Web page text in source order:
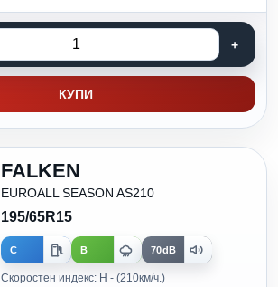
КУПИ
FALKEN
EUROALL SEASON AS210
195/65R15
C B 70dB
Скоростен индекс: H - (210км/ч.)